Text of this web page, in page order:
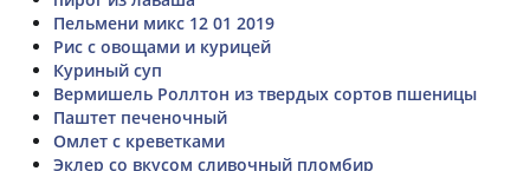
Пельмени микс 12 01 2019
Рис с овощами и курицей
Куриный суп
Вермишель Роллтон из твердых сортов пшеницы
Паштет печеночный
Омлет с креветками
Эклер со вкусом сливочный пломбир